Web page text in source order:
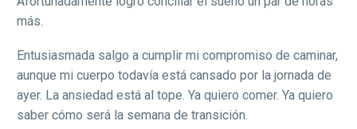
más.
Entusiasmada salgo a cumplir mi compromiso de caminar,
aunque mi cuerpo todavía está cansado por la jornada de
ayer. La ansiedad está al tope. Ya quiero comer. Ya quiero
saber cómo será la semana de transición.